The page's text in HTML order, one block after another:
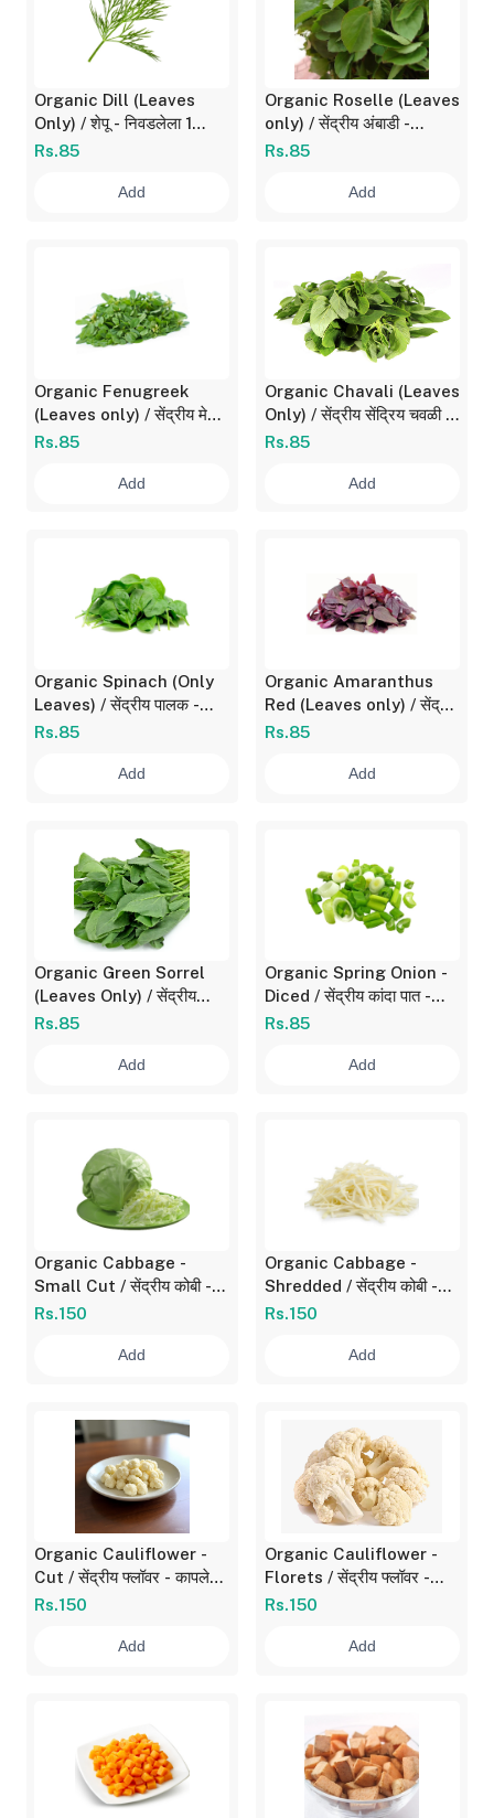
Organic Dill (Leaves
Only) / शेपू - निवडलेला 1
Bunch / गड्डी (~100 gm)
Rs.85
Add
Organic Roselle (Leaves
only) / सेंद्रीय अंबाडी -
निवडलेली 1 Bunch / गड्डी
Rs.85
Add
Organic Fenugreek
(Leaves only) / सेंद्रीय मेथी
- निवडलेली 1 Bunch / गड्डी
Rs.85
Add
Organic Chavali (Leaves
Only) / सेंद्रीय सेंद्रिय चवळी -
Rs.85
Add
Organic Spinach (Only
Leaves) / सेंद्रीय पालक -
निवडलेला 1 Bunch / गड्डी
Rs.85
Add
Organic Amaranthus
Red (Leaves only) / सेंद्रीय
लाल माठ - निवडलेला 1 Bunch
Rs.85
Add
Organic Green Sorrel
(Leaves Only) / सेंद्रीय
आंबट चुका - निवडलेला 1
Rs.85
Add
Organic Spring Onion -
Diced / सेंद्रीय कांदा पात -
चिरलेली 1 Bunch / गड्डी
Rs.85
Add
Organic Cabbage -
Small Cut / सेंद्रीय कोबी -
Rs.150
Add
Organic Cabbage -
Shredded / सेंद्रीय कोबी -
Rs.150
Add
Organic Cauliflower -
Cut / सेंद्रीय फ्लॉवर - कापलेला
200 gm
Rs.150
Add
Organic Cauliflower -
Florets / सेंद्रीय फ्लॉवर -
Rs.150
Add